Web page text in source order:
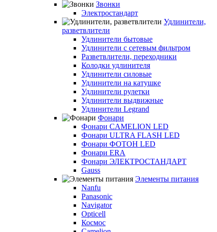
Звонки
Электростандарт
Удлинители,
разветвлители
Удлинители бытовые
Удлинители с сетевым фильтром
Разветвлители, переходники
Колодки удлинителя
Удлинители силовые
Удлинители на катушке
Удлинители рулетки
Удлинители выдвижные
Удлинители Legrand
Фонари
Фонари CAMELION LED
Фонари ULTRA FLASH LED
Фонари ФОТОН LED
Фонари ERA
Фонари ЭЛЕКТРОСТАНДАРТ
Gauss
Элементы питания
Nanfu
Panasonic
Navigator
Opticell
Космос